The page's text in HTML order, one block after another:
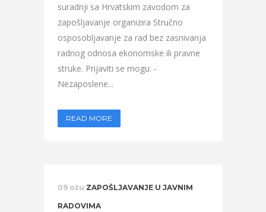
suradnji sa Hrvatskim zavodom za
zapošljavanje organizira Stručno
osposobljavanje za rad bez zasnivanja
radnog odnosa ekonomske ili pravne
struke. Prijaviti se mogu: -
Nezaposlene...
READ MORE
09 ožu ZAPOŠLJAVANJE U JAVNIM
RADOVIMA